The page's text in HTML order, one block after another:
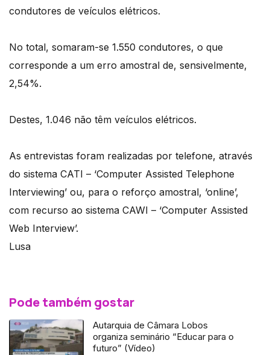
condutores de veículos elétricos.
No total, somaram-se 1.550 condutores, o que
corresponde a um erro amostral de, sensivelmente,
2,54%.
Destes, 1.046 não têm veículos elétricos.
As entrevistas foram realizadas por telefone, através
do sistema CATI – ‘Computer Assisted Telephone
Interviewing’ ou, para o reforço amostral, ‘online’,
com recurso ao sistema CAWI – ‘Computer Assisted
Web Interview’.
Lusa
Pode também gostar
Autarquia de Câmara Lobos
organiza seminário “Educar para o
futuro” (Vídeo)